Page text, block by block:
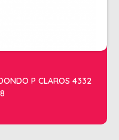
P CLAROS 4332